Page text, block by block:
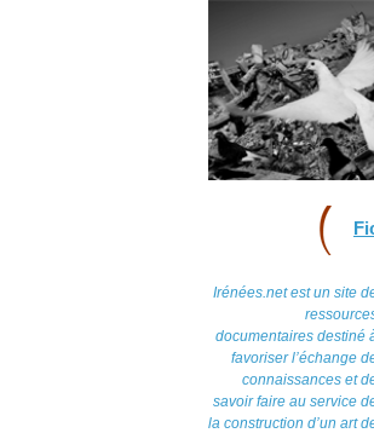
Irénées.net est un site
documentaires destiné
favoriser l’échange
connaissances et
savoir faire au service
la construction d’un art